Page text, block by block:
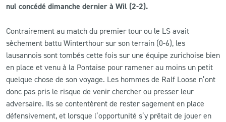
MATCH DES CELEBRITES
PRESSE ET MEDIAS
nul concédé dimanche dernier à Wil (2-2).
Contrairement au match du premier tour ou le LS avait
sèchement battu Winterthour sur son terrain (0-6), les
lausannois sont tombés cette fois sur une équipe zurichoise bien
en place et venu à la Pontaise pour ramener au moins un petit
quelque chose de son voyage. Les hommes de Ralf Loose n’ont
donc pas pris le risque de venir chercher ou presser leur
adversaire. Ils se contentèrent de rester sagement en place
défensivement, et lorsque l’opportunité s’y prêtait de jouer en